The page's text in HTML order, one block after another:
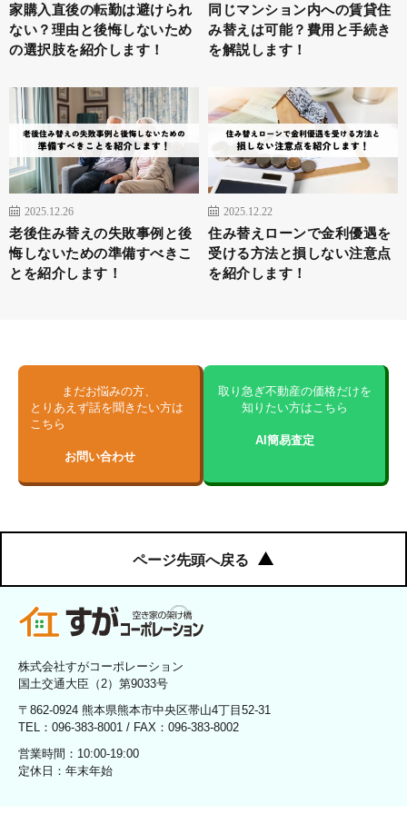
家購入直後の転勤は避けられ
ない？理由と後悔しないため
の選択肢を紹介します！
同じマンション内への賃貸住
み替えは可能？費用と手続き
を解説します！
2025.12.26
老後住み替えの失敗事例と後
悔しないための準備すべきこ
とを紹介します！
2025.12.22
住み替えローンで金利優遇を
受ける方法と損しない注意点
を紹介します！
まだお悩みの方、
とりあえず話を聞きたい方は
こちら
お問い合わせ
取り急ぎ不動産の価格だけを
知りたい方はこちら
AI簡易査定
ページ先頭へ戻る
株式会社すがコーポレーション
国土交通大臣（2）第9033号
〒862-0924 熊本県熊本市中央区帯山4丁目52-31
TEL：096-383-8001 / FAX：096-383-8002
営業時間：10:00-19:00
定休日：年末年始